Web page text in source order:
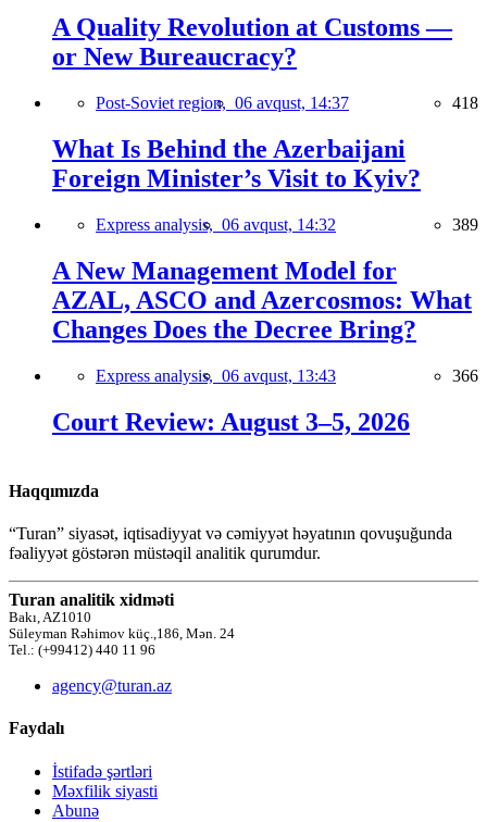
A Quality Revolution at Customs —
or New Bureaucracy?
Post-Soviet region, 06 avqust, 14:37 418
What Is Behind the Azerbaijani
Foreign Minister’s Visit to Kyiv?
Express analysis, 06 avqust, 14:32 389
A New Management Model for
AZAL, ASCO and Azercosmos: What
Changes Does the Decree Bring?
Express analysis, 06 avqust, 13:43 366
Court Review: August 3–5, 2026
Haqqımızda
“Turan” siyasət, iqtisadiyyat və cəmiyyət həyatının qovuşuğunda
fəaliyyət göstərən müstəqil analitik qurumdur.
Turan analitik xidməti
Bakı, AZ1010
Süleyman Rəhimov küç.,186, Mən. 24
Tel.: (+99412) 440 11 96
agency@turan.az
Faydalı
İstifadə şərtləri
Məxfilik siyasti
Abunə